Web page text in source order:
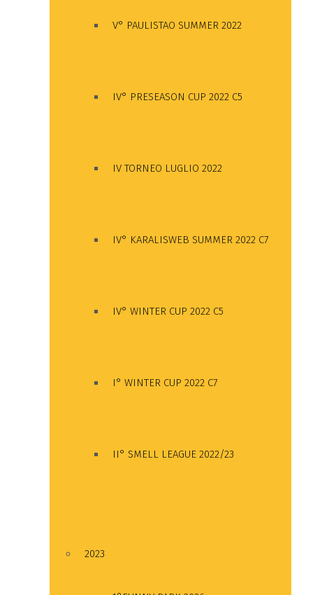
V° PAULISTAO SUMMER 2022
IV° PRESEASON CUP 2022 C5
IV TORNEO LUGLIO 2022
IV° KARALISWEB SUMMER 2022 C7
IV° WINTER CUP 2022 C5
I° WINTER CUP 2022 C7
II° SMELL LEAGUE 2022/23
2023